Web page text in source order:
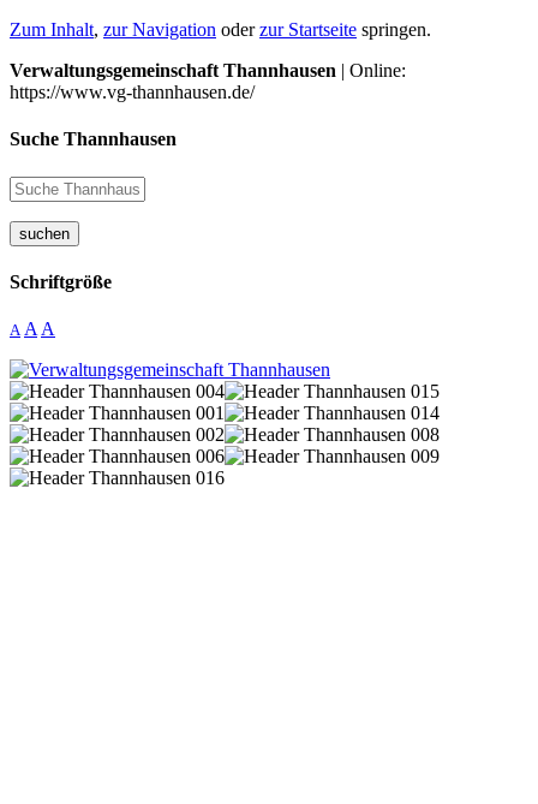
Zum Inhalt, zur Navigation oderzur Startseite springen.
Verwaltungsgemeinschaft Thannhausen | Online:
https://www.vg-thannhausen.de/
Suche Thannhausen
suchen
Schriftgröße
A A A